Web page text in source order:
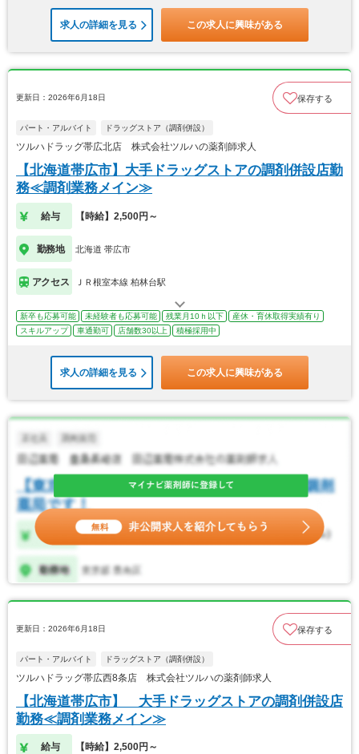
求人の詳細を見る この求人に興味がある
更新日：2026年6月18日 保存する
パート・アルバイト ドラッグストア（調剤併設）
ツルハドラッグ帯広北店 株式会社ツルハの薬剤師求人
【北海道帯広市】大手ドラッグストアの調剤併設店勤
務≪調剤業務メイン≫
給与 【時給】2,500円～
勤務地 北海道 帯広市
アクセス ＪＲ根室本線 柏林台駅
新卒も応募可能 未経験者も応募可能 残業月10ｈ以下
産休・育休取得実績有り
スキルアップ
車通勤可 店舗数30以上 積極採用中
求人の詳細を見る この求人に興味がある
更新日：2026年6月18日 保存する
パート・アルバイト ドラッグストア（調剤併設）
ツルハドラッグ帯広西8条店 株式会社ツルハの薬剤師求人
【北海道帯広市】 大手ドラッグストアの調剤併設店
勤務≪調剤業務メイン≫
給与 【時給】2,500円～